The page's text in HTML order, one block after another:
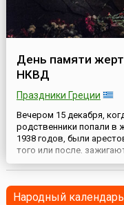
День памяти
НКВД
Праздники Греции
Вечером 15 декабря,
родственники попали в
1938 годов, были
того или после,
поминальные
расстрел почти 20
отправили в лагеря
сих ...
Народный календарь